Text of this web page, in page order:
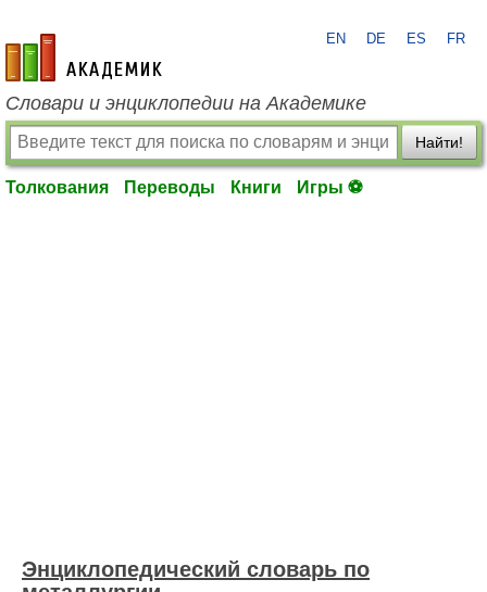
academic.ru
EN DE ES FR
Словари и энциклопедии на Академике
Найти!
Толкования Переводы Книги Игры ⚽
Энциклопедический словарь по